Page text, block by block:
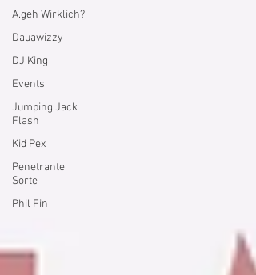
A.geh Wirklich?
Dauawizzy
DJ King
Events
Jumping Jack
Flash
Kid Pex
Penetrante
Sorte
Phil Fin